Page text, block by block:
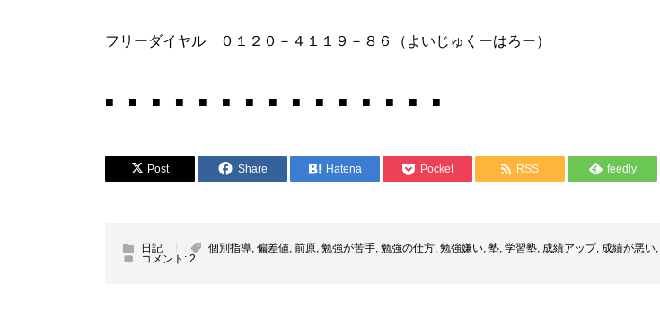
フリーダイヤル ０１２０－４１１９－８６（よいじゅくーはろー）
■ ■ ■ ■ ■ ■ ■ ■ ■ ■ ■ ■ ■ ■ ■
Post Share Hatena Pocket RSS feedly
日記 個別指導, 偏差値, 前原, 勉強が苦手, 勉強の仕方, 勉強嫌い, 塾, 学習塾, 成績アップ, 成績が悪い,
コメント: 2